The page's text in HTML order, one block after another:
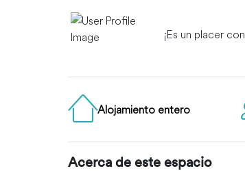
¡Es un placer
Alojamiento entero
Acerca de este espacio